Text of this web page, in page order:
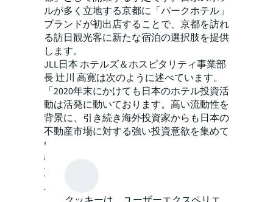
ルが多く立地する京都に「パークホテル」
ブランドが初出店することで、京都を訪れ
る訪日観光客に新たな宿泊の選択肢を提供
します。
JLL日本 ホテルズ＆ホスピタリティ事業部
長 辻川 高寛は次のように述べています。
「2020年末にかけても日本のホテル投資活
動は活発に動いております。高い流動性を
背景に、引き続き海外投資家からも日本の
不動産市場に対する強い投資意欲を集めて
います。今後もJLLは皆様に魅力的な投資
機会を提供し、日本のホテル市場の回復に
貢献して参ります」